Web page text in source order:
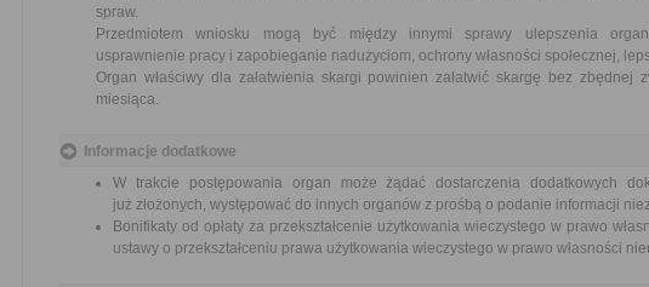
spraw.
Przedmiotem wniosku mogą być między innymi sprawy ulepszenia
usprawnienie pracy i zapobieganie nadużyciom, ochrony własności społecznej,
Organ właściwy dla załatwienia skargi powinien załatwić skargę bez zbędnej
miesiąca.
Informacje dodatkowe
W trakcie postępowania organ może żądać dostarczenia dodatkowych
już złożonych, występować do innych organów z prośbą o podanie informacji
Bonifikaty od opłaty za przekształcenie użytkowania wieczystego w prawo
ustawy o przekształceniu prawa użytkowania wieczystego w prawo własności